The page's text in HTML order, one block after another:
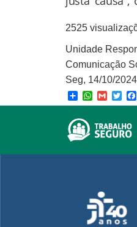
2525
Unidade
Comunicação
Seg, 14/10/
ShareWhatsApp
Gmail